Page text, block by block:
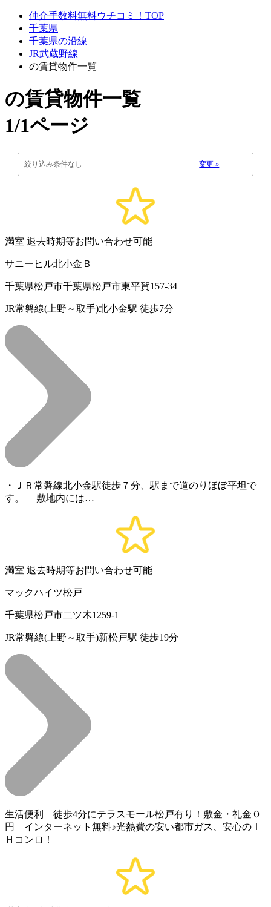
仲介手数料無料ウチコミ！TOP
千葉県
千葉県の沿線
JR武蔵野線
の賃貸物件一覧
の賃貸物件一覧
1/1ページ
絞り込み条件なし 変更 »
満室 退去時期等お問い合わせ可能
サニーヒル北小金Ｂ
千葉県松戸市千葉県松戸市東平賀157-34
JR常磐線(上野～取手)北小金駅 徒歩7分
・ＪＲ常磐線北小金駅徒歩７分、駅まで道のりほぼ平坦で
す。 敷地内には…
満室 退去時期等お問い合わせ可能
マックハイツ松戸
千葉県松戸市二ツ木1259-1
JR常磐線(上野～取手)新松戸駅 徒歩19分
生活便利 徒歩4分にテラスモール松戸有り！敷金・礼金０
円 インターネット無料♪光熱費の安い都市ガス、安心のＩ
Ｈコンロ！